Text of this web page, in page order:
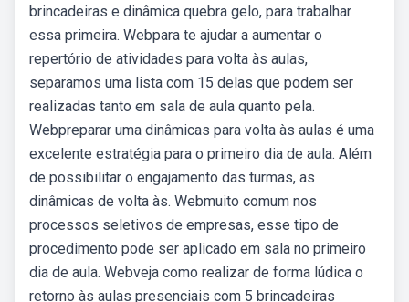
brincadeiras e dinâmica quebra gelo, para trabalhar
essa primeira. Webpara te ajudar a aumentar o
repertório de atividades para volta às aulas,
separamos uma lista com 15 delas que podem ser
realizadas tanto em sala de aula quanto pela.
Webpreparar uma dinâmicas para volta às aulas é uma
excelente estratégia para o primeiro dia de aula. Além
de possibilitar o engajamento das turmas, as
dinâmicas de volta às. Webmuito comum nos
processos seletivos de empresas, esse tipo de
procedimento pode ser aplicado em sala no primeiro
dia de aula. Webveja como realizar de forma lúdica o
retorno às aulas presenciais com 5 brincadeiras